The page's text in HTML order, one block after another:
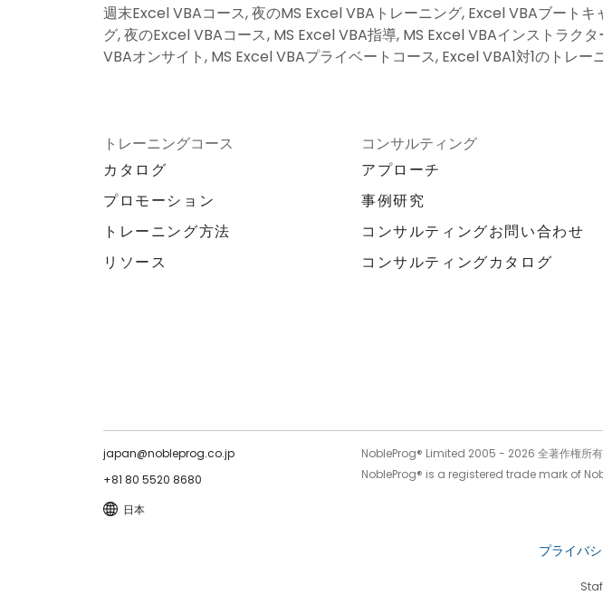
週末Excel VBAコース, 夜のMS Excel VBAトレーニング, Excel VBAブート
グ, 夜のExcel VBAコース, MS Excel VBA指導, MS Excel VBAインストラク
VBAオンサイト, MS Excel VBAプライベートコース, Excel VBA1対1のトレー
トレーニングコース
カタログ
プロモーション
トレーニング方法
リソース
コンサルティング
アプローチ
事例研究
コンサルティングお問い合わせ
コンサルティングカタログ
japan@nobleprog.co.jp
+81 80 5520 8680
日本
NobleProg® Limited 2005 - 2026 全著作権所有
NobleProg® is a registered trade mark of
プライバ